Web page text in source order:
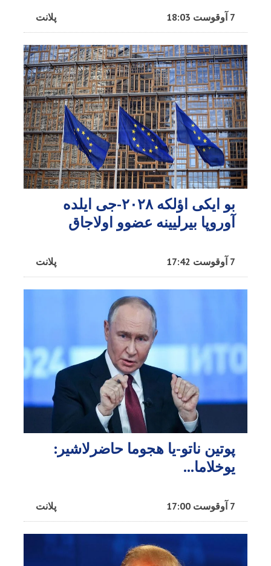
پلانت 7 آوقوست 18:03
بو ایکی اؤلکه ۲۰۲۸-جی ایلده
آوروپا بیرلیینه عضوو اولاجاق
پلانت 7 آوقوست 17:42
پوتین ناتو-یا هجوما حاضرلاشیر:
یوخلاما...
پلانت 7 آوقوست 17:00